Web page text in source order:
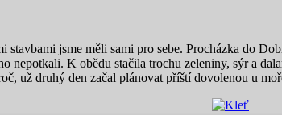
jsme měli sami pro sebe. Procházka do
K obědu stačila trochu zeleniny, sýr a
už druhý den začal plánovat příští dovolenou u